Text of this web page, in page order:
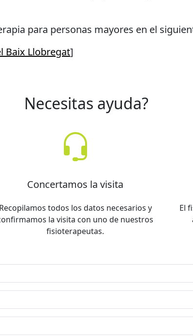
para personas mayores en el
Baix Llobregat]
Necesitas ayuda?
Concertamos la visita
Recopilamos todos los datos necesarios y
la visita con uno de nuestros
fisioterapeutas.
El